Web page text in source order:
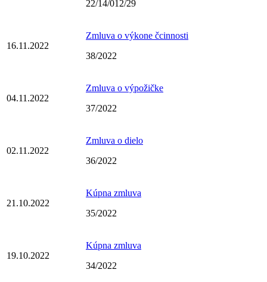
22/14/012/29
16.11.2022
Zmluva o výkone čcinnosti
38/2022
04.11.2022
Zmluva o výpožičke
37/2022
02.11.2022
Zmluva o dielo
36/2022
21.10.2022
Kúpna zmluva
35/2022
19.10.2022
Kúpna zmluva
34/2022